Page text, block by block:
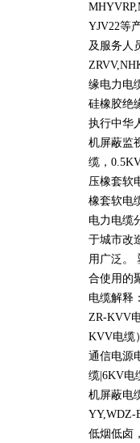
YJV22等
及服务人
缘电力电
硅橡胶绝
执行中华
机屏蔽监
缆，
压橡套软
橡套软电
电力电缆
于城市改
用广泛。
合使用的
电缆解释
ZR-KVV
KVV电缆
通信电源
缆 |6KV电
机屏蔽电
YY,WDZ-
低烟低卤